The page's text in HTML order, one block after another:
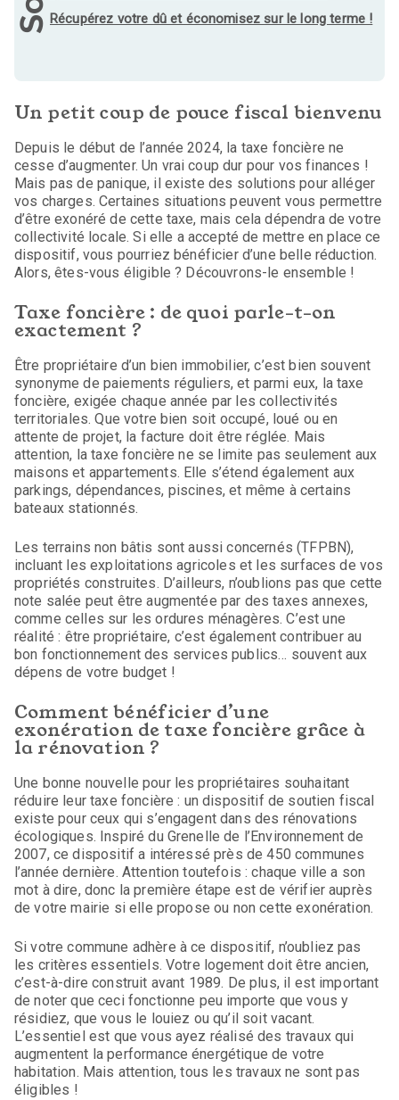
Récupérez votre dû et économisez sur le long terme !
Un petit coup de pouce fiscal bienvenu
Depuis le début de l’année 2024, la taxe foncière ne
cesse d’augmenter. Un vrai coup dur pour vos finances !
Mais pas de panique, il existe des solutions pour alléger
vos charges. Certaines situations peuvent vous permettre
d’être exonéré de cette taxe, mais cela dépendra de votre
collectivité locale. Si elle a accepté de mettre en place ce
dispositif, vous pourriez bénéficier d’une belle réduction.
Alors, êtes-vous éligible ? Découvrons-le ensemble !
Taxe foncière : de quoi parle-t-on
exactement ?
Être propriétaire d’un bien immobilier, c’est bien souvent
synonyme de paiements réguliers, et parmi eux, la taxe
foncière, exigée chaque année par les collectivités
territoriales. Que votre bien soit occupé, loué ou en
attente de projet, la facture doit être réglée. Mais
attention, la taxe foncière ne se limite pas seulement aux
maisons et appartements. Elle s’étend également aux
parkings, dépendances, piscines, et même à certains
bateaux stationnés.
Les terrains non bâtis sont aussi concernés (TFPBN),
incluant les exploitations agricoles et les surfaces de vos
propriétés construites. D’ailleurs, n’oublions pas que cette
note salée peut être augmentée par des taxes annexes,
comme celles sur les ordures ménagères. C’est une
réalité : être propriétaire, c’est également contribuer au
bon fonctionnement des services publics… souvent aux
dépens de votre budget !
Comment bénéficier d’une
exonération de taxe foncière grâce à
la rénovation ?
Une bonne nouvelle pour les propriétaires souhaitant
réduire leur taxe foncière : un dispositif de soutien fiscal
existe pour ceux qui s’engagent dans des rénovations
écologiques. Inspiré du Grenelle de l’Environnement de
2007, ce dispositif a intéressé près de 450 communes
l’année dernière. Attention toutefois : chaque ville a son
mot à dire, donc la première étape est de vérifier auprès
de votre mairie si elle propose ou non cette exonération.
Si votre commune adhère à ce dispositif, n’oubliez pas
les critères essentiels. Votre logement doit être ancien,
c’est-à-dire construit avant 1989. De plus, il est important
de noter que ceci fonctionne peu importe que vous y
résidiez, que vous le louiez ou qu’il soit vacant.
L’essentiel est que vous ayez réalisé des travaux qui
augmentent la performance énergétique de votre
habitation. Mais attention, tous les travaux ne sont pas
éligibles !